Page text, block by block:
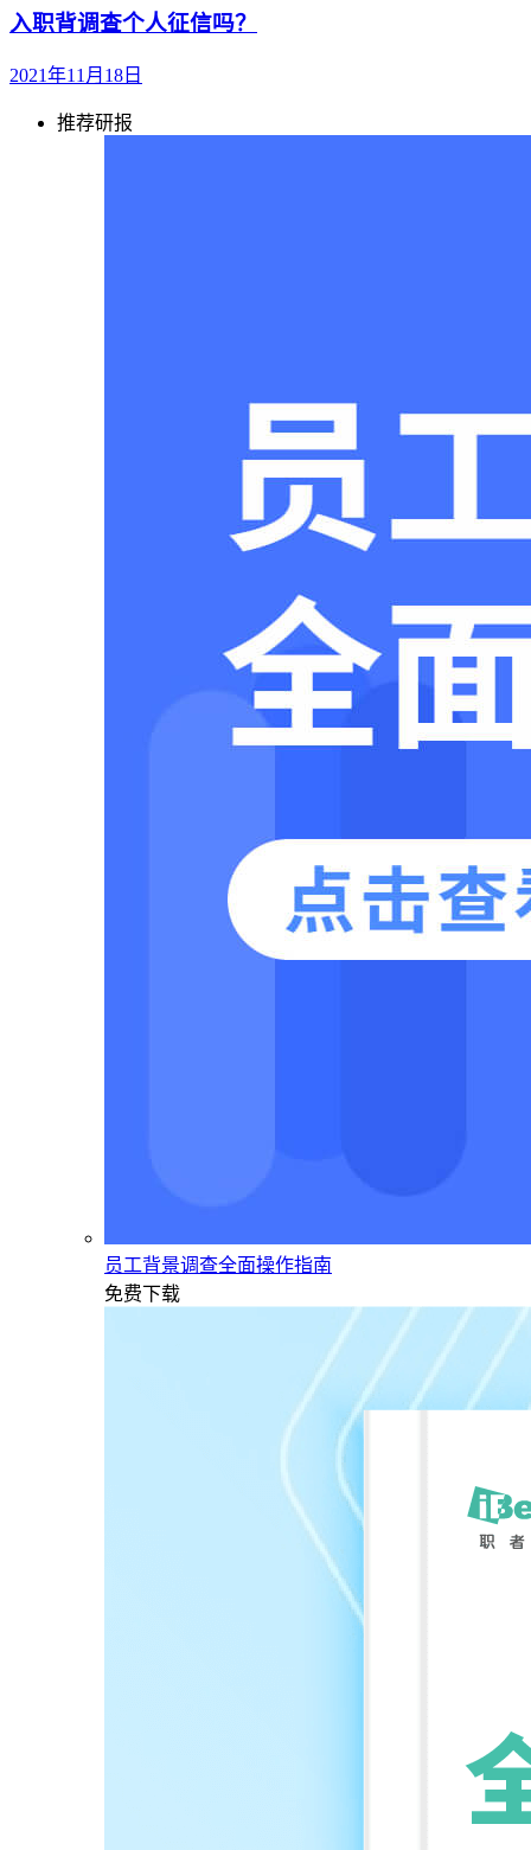
入职背调查个人征信吗？
2021年11月18日
推荐研报
员工背景调查全面操作指南
免费下载